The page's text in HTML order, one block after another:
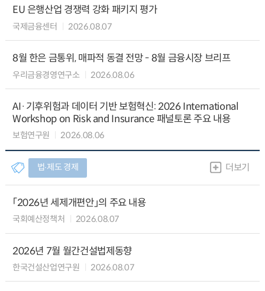
EU 은행산업 경쟁력 강화 패키지 평가
국제금융센터 2026.08.07
8월 한은 금통위, 매파적 동결 전망 - 8월 금융시장 브리프
우리금융경영연구소 2026.08.06
AI·기후위험과 데이터 기반 보험혁신: 2026 International
Workshop on Risk and Insurance 패널토론 주요 내용
보험연구원 2026.08.06
법∙제도 경제 더보기
「2026년 세제개편안」의 주요 내용
국회예산정책처 2026.08.07
2026년 7월 월간건설법제동향
한국건설산업연구원 2026.08.07